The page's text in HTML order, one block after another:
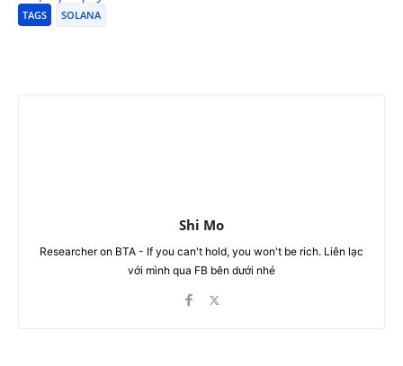
TAGS SOLANA
Shi Mo
Researcher on BTA - If you can't hold, you won't be rich. Liên lạc
với mình qua FB bên dưới nhé